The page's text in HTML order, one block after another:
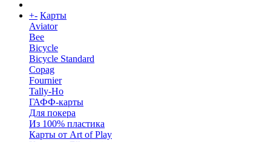
+- Карты
Aviator
Bee
Bicycle
Bicycle Standard
Copag
Fournier
Tally-Ho
ГАФФ-карты
Для покера
Из 100% пластика
Карты от Art of Play